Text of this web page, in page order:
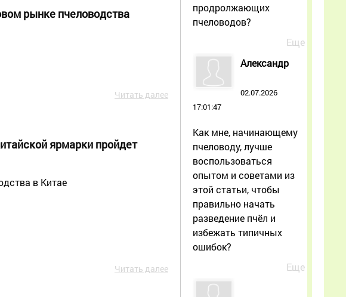
рынке пчеловодства
Читать далее
ярмарки пройдет
в Китае
Читать далее
продролжающих
пчеловодов?
Еще
Александр
02.07.2026
17:01:47
Как мне, начинающему
пчеловоду, лучше
воспользоваться
опытом и советами из
этой статьи, чтобы
правильно начать
разведение пчёл и
избежать типичных
ошибок?
Еще